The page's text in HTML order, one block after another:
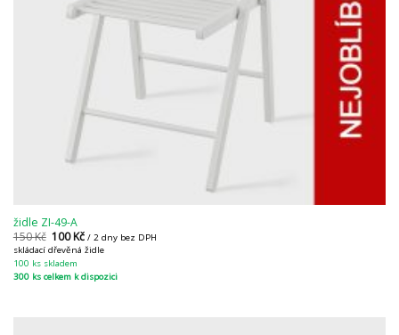
židle ZI-49-A
150Kč 100Kč / 2 dny bez DPH
skládací dřevěná židle
100 ks skladem
300 ks celkem k dispozici